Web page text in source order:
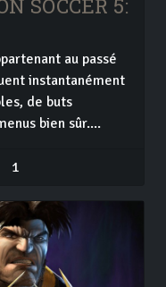
SOCCER 5:
au passé
instantanément
de buts
bien sûr....
1